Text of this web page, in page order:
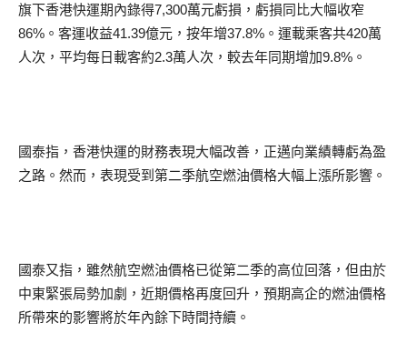
旗下香港快運期內錄得7,300萬元虧損，虧損同比大幅收窄
86%。客運收益41.39億元，按年增37.8%。運載乘客共420萬
人次，平均每日載客約2.3萬人次，較去年同期增加9.8%。
國泰指，香港快運的財務表現大幅改善，正邁向業績轉虧為盈
之路。然而，表現受到第二季航空燃油價格大幅上漲所影響。
國泰又指，雖然航空燃油價格已從第二季的高位回落，但由於
中東緊張局勢加劇，近期價格再度回升，預期高企的燃油價格
所帶來的影響將於年內餘下時間持續。